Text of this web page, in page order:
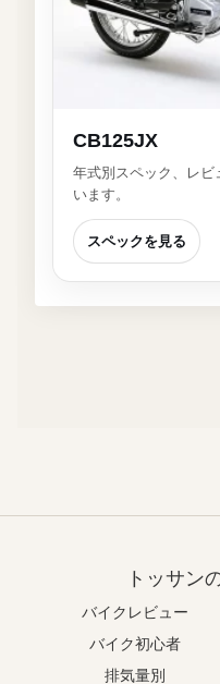
CB125JX
年式別スペック、レビ
います。
スペックを見る
トッサン
バイクレビュー
バイク初心者
排気量別